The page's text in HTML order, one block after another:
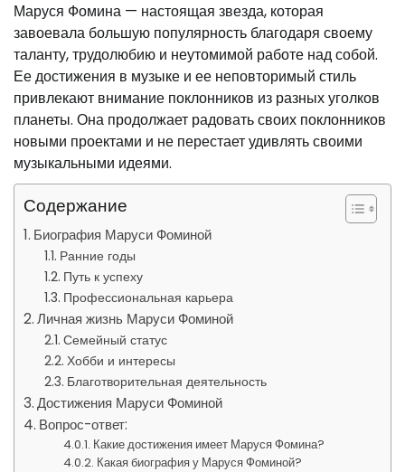
Маруся Фомина — настоящая звезда, которая
завоевала большую популярность благодаря своему
таланту, трудолюбию и неутомимой работе над собой.
Ее достижения в музыке и ее неповторимый стиль
привлекают внимание поклонников из разных уголков
планеты. Она продолжает радовать своих поклонников
новыми проектами и не перестает удивлять своими
музыкальными идеями.
Содержание
Биография Маруси Фоминой
Ранние годы
Путь к успеху
Профессиональная карьера
Личная жизнь Маруси Фоминой
Семейный статус
Хобби и интересы
Благотворительная деятельность
Достижения Маруси Фоминой
Вопрос-ответ:
Какие достижения имеет Маруся Фомина?
Какая биография у Маруся Фоминой?